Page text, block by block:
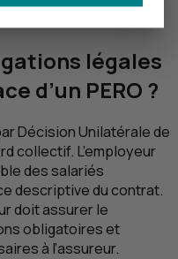
légales
d’un PERO ?
Décision Unilatérale de
collectif. L’employeur
des salariés
descriptive du contrat.
doit assurer le
obligatoires et
à l’assureur.